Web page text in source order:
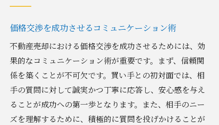
価格交渉を成功させるコミュニケーション術
不動産売却における価格交渉を成功させるためには、効
果的なコミュニケーション術が重要です。まず、信頼関
係を築くことが不可欠です。買い手との初対面では、相
手の質問に対して誠実かつ丁寧に応答し、安心感を与え
ることが成功への第一歩となります。また、相手のニー
ズを理解するために、積極的に質問を投げかけることが